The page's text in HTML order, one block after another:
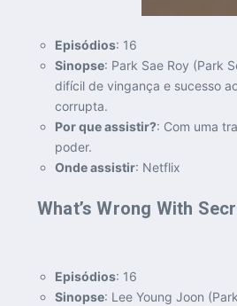
Episódios: 16
Sinopse: Park Sae Roy (Park
difícil de vingança e sucesso
corrupta.
Por que assistir?: Com uma
poder.
Onde assistir: Netflix
What’s Wrong With
Episódios: 16
Sinopse: Lee Young Joon